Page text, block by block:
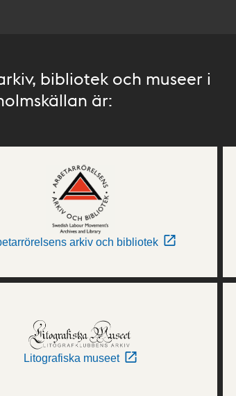
bibliotek och museer i
är:
arkiv och bibliotek
Litografiska museet